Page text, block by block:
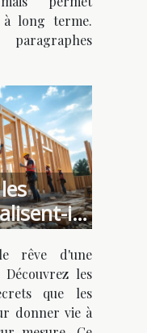
à long terme.
ils
?
rêve d'une
les
que les
donner vie à